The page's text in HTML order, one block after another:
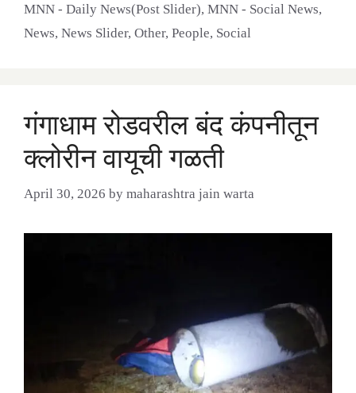
MNN - Daily News(Post Slider), MNN - Social News,
News, News Slider, Other, People, Social
गंगाधाम रोडवरील बंद कंपनीतून
क्लोरीन वायूची गळती
April 30, 2026 by maharashtra jain warta